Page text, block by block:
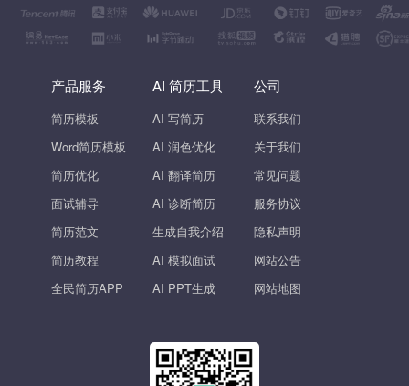
产品服务
简历模板
Word简历模板
简历优化
面试辅导
简历范文
简历教程
全民简历APP
AI 简历工具
AI 写简历
AI 润色优化
AI 翻译简历
AI 诊断简历
生成自我介绍
AI 模拟面试
AI PPT生成
公司
联系我们
关于我们
常见问题
服务协议
隐私声明
网站公告
网站地图